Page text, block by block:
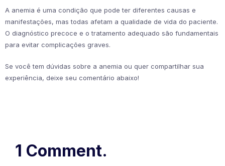
A anemia é uma condição que pode ter diferentes causas e
manifestações, mas todas afetam a qualidade de vida do paciente.
O diagnóstico precoce e o tratamento adequado são fundamentais
para evitar complicações graves.
Se você tem dúvidas sobre a anemia ou quer compartilhar sua
experiência, deixe seu comentário abaixo!
1 Comment.